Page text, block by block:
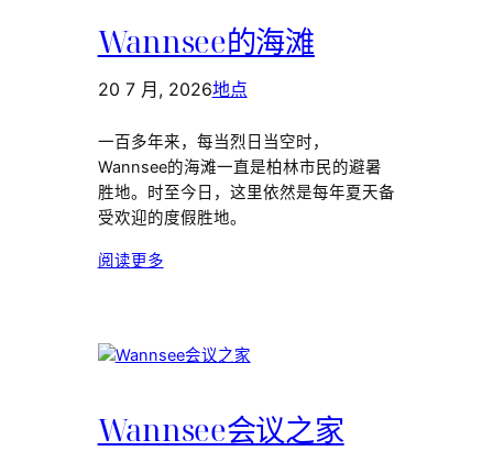
Wannsee的海滩
20 7 月, 2026地点
一百多年来，每当烈日当空时，
Wannsee的海滩一直是柏林市民的避暑
胜地。时至今日，这里依然是每年夏天备
受欢迎的度假胜地。
阅读更多
Wannsee会议之家